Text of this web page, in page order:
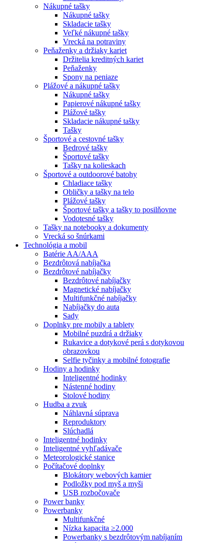
Nákupné tašky
Nákupné tašky
Skladacie tašky
Veľké nákupné tašky
Vrecká na potraviny
Peňaženky a držiaky kariet
Držitelia kreditných kariet
Peňaženky
Spony na peniaze
Plážové a nákupné tašky
Nákupné tašky
Papierové nákupné tašky
Plážové tašky
Skladacie nákupné tašky
Tašky
Športové a cestovné tašky
Bedrové tašky
Športové tašky
Tašky na kolieskach
Športové a outdoorové batohy
Chladiace tašky
Obličky a tašky na telo
Plážové tašky
Športové tašky a tašky to posilňovne
Vodotesné tašky
Tašky na notebooky a dokumenty
Vrecká so šnúrkami
Technológia a mobil
Batérie AA/AAA
Bezdrôtová nabíjačka
Bezdrôtové nabíjačky
Bezdrôtové nabíjačky
Magnetické nabíjačky
Multifunkčné nabíjačky
Nabíjačky do auta
Sady
Doplnky pre mobily a tablety
Mobilné puzdrá a držiaky
Rukavice a dotykové perá s dotykovou
obrazovkou
Selfie tyčinky a mobilné fotografie
Hodiny a hodinky
Inteligentné hodinky
Nástenné hodiny
Stolové hodiny
Hudba a zvuk
Náhlavná súprava
Reproduktory
Slúchadlá
Inteligentné hodinky
Inteligentné vyhľadávače
Meteorologické stanice
Počítačové doplnky
Blokátory webových kamier
Podložky pod myš a myši
USB rozbočovače
Power banky
Powerbanky
Multifunkčné
Nízka kapacita ≥2.000
Powerbanky s bezdrôtovým nabíjaním